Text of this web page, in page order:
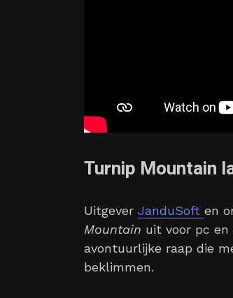
Turnip Mountain
Uitgever JanduSoft en
Mountain uit voor pc
avontuurlijke raap die
beklimmen.